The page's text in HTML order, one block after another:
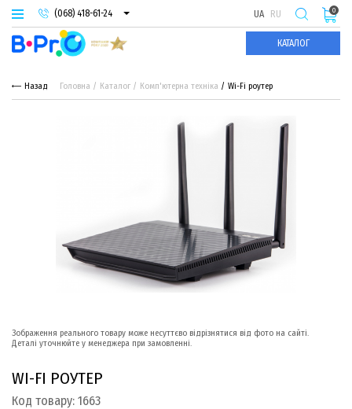
(068) 418-61-24
(093) 974-66-94
(095) 987-29-55
UA RU
КАТАЛОГ
0
Назад Головна Каталог Комп'ютерна техніка Wi-Fi роутер
Зображення реального товару може несуттєво відрізнятися від фото на сайті.
Деталі уточнюйте у менеджера при замовленні.
WI-FI РОУТЕР
Код товару: 1663